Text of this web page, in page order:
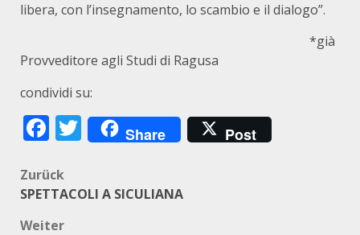
libera, con l’insegnamento, lo scambio e il dialogo”.
*già
Provveditore agli Studi di Ragusa
condividi su:
Facebook
Twitter
Share Post
Beitragsnavigation
Zurück
SPETTACOLI A SICULIANA
Weiter